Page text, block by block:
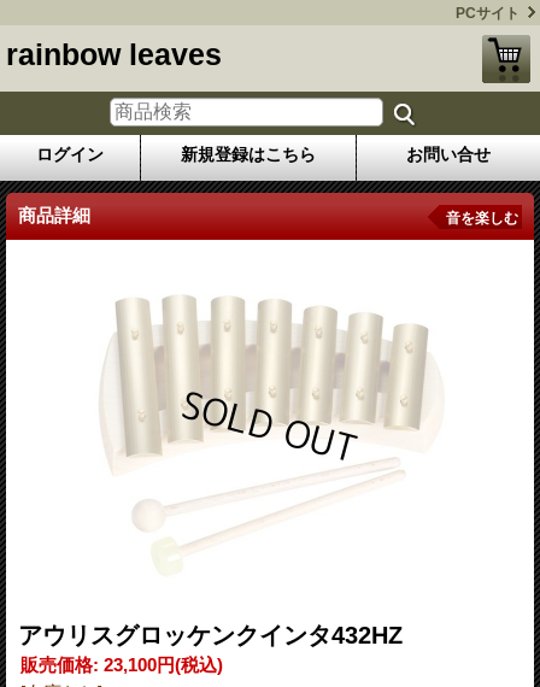
PCサイト
rainbow leaves
ログイン 新規登録はこちら お問い合せ
商品詳細 音を楽しむ
アウリスグロッケンクインタ432HZ
販売価格: 23,100円(税込)